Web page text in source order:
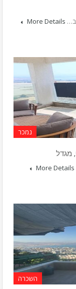
More Details
נמכר
More Details
השכרה